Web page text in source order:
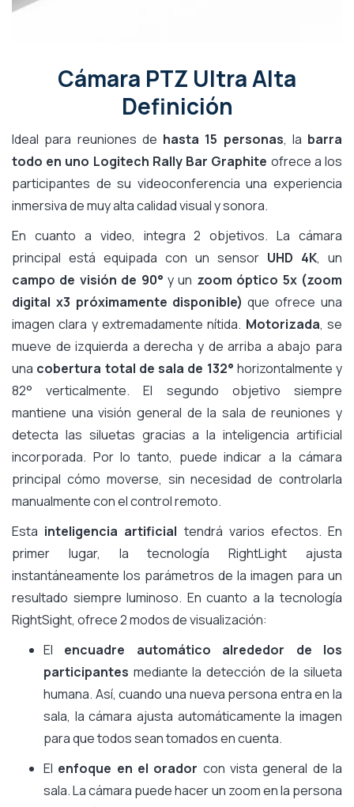
Cámara PTZ Ultra Alta
Definición
Ideal para reuniones de hasta 15 personas, la barra
todo en uno Logitech Rally Bar Graphite ofrece a los
participantes de su videoconferencia una experiencia
inmersiva de muy alta calidad visual y sonora.
En cuanto a video, integra 2 objetivos. La cámara
principal está equipada con un sensor UHD 4K, un
campo de visión de 90° y un zoom óptico 5x (zoom
digital x3 próximamente disponible) que ofrece una
imagen clara y extremadamente nítida. Motorizada, se
mueve de izquierda a derecha y de arriba a abajo para
una cobertura total de sala de 132° horizontalmente y
82° verticalmente. El segundo objetivo siempre
mantiene una visión general de la sala de reuniones y
detecta las siluetas gracias a la inteligencia artificial
incorporada. Por lo tanto, puede indicar a la cámara
principal cómo moverse, sin necesidad de controlarla
manualmente con el control remoto.
Esta inteligencia artificial tendrá varios efectos. En
primer lugar, la tecnología RightLight ajusta
instantáneamente los parámetros de la imagen para un
resultado siempre luminoso. En cuanto a la tecnología
RightSight, ofrece 2 modos de visualización:
El encuadre automático alrededor de los
participantes mediante la detección de la silueta
humana. Así, cuando una nueva persona entra en la
sala, la cámara ajusta automáticamente la imagen
para que todos sean tomados en cuenta.
El enfoque en el orador con vista general de la
sala. La cámara puede hacer un zoom en la persona